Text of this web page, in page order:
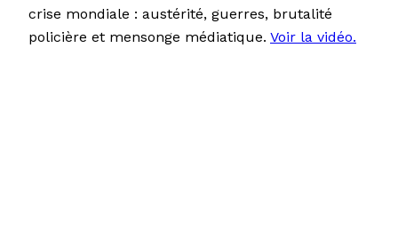
crise mondiale : austérité, guerres, brutalité
policière et mensonge médiatique. Voir la vidéo.